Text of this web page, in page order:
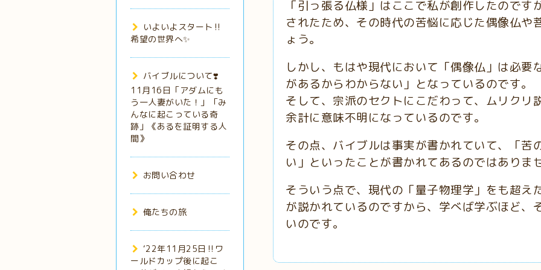
「引っ張る仏様」はここで私が創作したので
されたため、その時代の苦悩に応じた偶像仏や
ょう。
しかし、もはや現代において「偶像仏」は必要
があるからわからない」となっているのです。
そして、宗派のセクトにこだわって、ムリクリ
余計に意味不明になっているのです。
その点、バイブルは事実が書かれていて、「苦
い」といったことが書かれてあるのではありま
そういう点で、現代の「量子物理学」をも超え
が説かれているのですから、学べば学ぶほど、
いのです。
いよいよスタート‼️
希望の世界へ✨
バイブルについて❣️
11月16日「アダムにも
う一人妻がいた！」「み
んなに起こっている奇
跡」《あるを証明する人
間》
お問い合わせ
俺たちの旅
‘22年11月25日‼️ワ
ールドカップ後に起こ